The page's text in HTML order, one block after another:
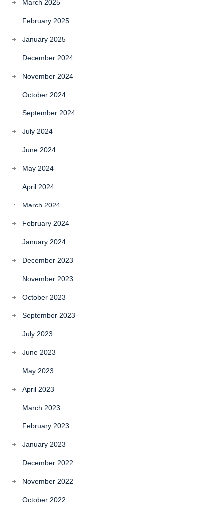
March 2025
February 2025
January 2025
December 2024
November 2024
October 2024
September 2024
July 2024
June 2024
May 2024
April 2024
March 2024
February 2024
January 2024
December 2023
November 2023
October 2023
September 2023
July 2023
June 2023
May 2023
April 2023
March 2023
February 2023
January 2023
December 2022
November 2022
October 2022